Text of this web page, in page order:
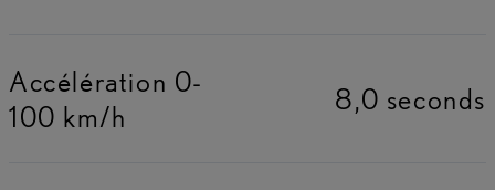
Accélération 0-
100 km/h
8,0 seconds